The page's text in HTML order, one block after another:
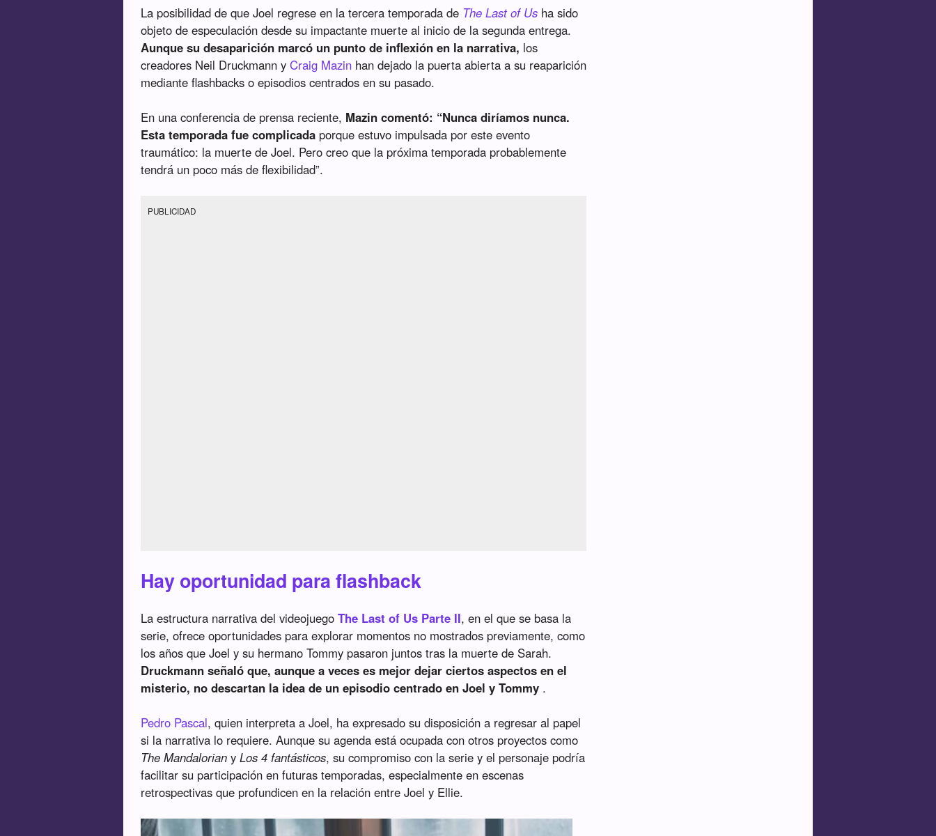
La posibilidad de que Joel regrese en la tercera temporada de The Last of Us ha sido
objeto de especulación desde su impactante muerte al inicio de la segunda entrega.
Aunque su desaparición marcó un punto de inflexión en la narrativa, los
creadores Neil Druckmann yCraig Mazin han dejado la puerta abierta a su reaparición
mediante flashbacks o episodios centrados en su pasado.
En una conferencia de prensa reciente, Mazin comentó: “Nunca diríamos nunca.
Esta temporada fue complicada porque estuvo impulsada por este evento
traumático: la muerte de Joel. Pero creo que la próxima temporada probablemente
tendrá un poco más de flexibilidad”.
PUBLICIDAD
Hay oportunidad para flashback
La estructura narrativa del videojuegoThe Last of Us Parte II, en el que se basa la
serie, ofrece oportunidades para explorar momentos no mostrados previamente, como
los años que Joel y su hermano Tommy pasaron juntos tras la muerte de Sarah.
Druckmann señaló que, aunque a veces es mejor dejar ciertos aspectos en el
misterio, no descartan la idea de un episodio centrado en Joel y Tommy .
Pedro Pascal, quien interpreta a Joel, ha expresado su disposición a regresar al papel
si la narrativa lo requiere. Aunque su agenda está ocupada con otros proyectos como
The Mandalorian yLos 4 fantásticos, su compromiso con la serie y el personaje podría
facilitar su participación en futuras temporadas, especialmente en escenas
retrospectivas que profundicen en la relación entre Joel y Ellie.